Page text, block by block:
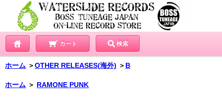
カート 検索
ホーム ＞OTHER RELEASES(海外) ＞ B
ホーム ＞ RAMONE PUNK